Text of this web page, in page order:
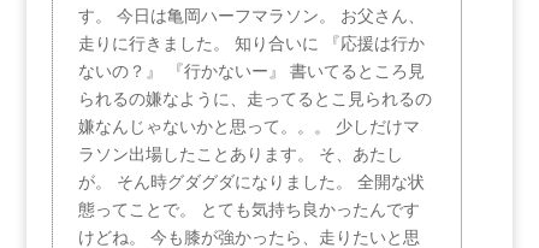
す。 今日は亀岡ハーフマラソン。 お父さん、
走りに行きました。 知り合いに 『応援は行か
ないの？』 『行かないー』 書いてるところ見
られるの嫌なように、走ってるとこ見られるの
嫌なんじゃないかと思って。。。 少しだけマ
ラソン出場したことあります。 そ、あたし
が。 そん時グダグダになりました。 全開な状
態ってことで。 とても気持ち良かったんです
けどね。 今も膝が強かったら、走りたいと思